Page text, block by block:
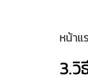
หน้าแ
3.